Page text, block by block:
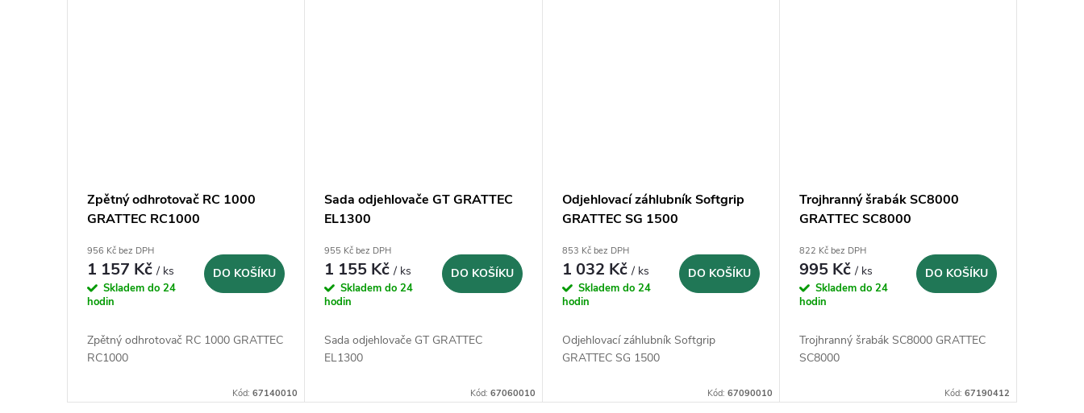
Zpětný odhrotovač RC 1000
GRATTEC RC1000
956 Kč bez DPH
1 157 Kč/ ks
Skladem do 24
hodin
DO KOŠÍKU
Zpětný odhrotovač RC 1000 GRATTEC
RC1000
Kód:67140010
Sada odjehlovače GT GRATTEC
EL1300
955 Kč bez DPH
1 155 Kč/ ks
Skladem do 24
hodin
DO KOŠÍKU
Sada odjehlovače GT GRATTEC
EL1300
Kód: 67060010
Odjehlovací záhlubník Softgrip
GRATTEC SG 1500
853 Kč bez DPH
1 032 Kč/ ks
Skladem do 24
hodin
DO KOŠÍKU
Odjehlovací záhlubník Softgrip
GRATTEC SG 1500
Kód: 67090010
Trojhranný šrabák SC8000
GRATTEC SC8000
822 Kč bez DPH
995 Kč/ ks
Skladem do 24
hodin
DO KOŠÍKU
Trojhranný šrabák SC8000 GRATTEC
SC8000
Kód: 67190412